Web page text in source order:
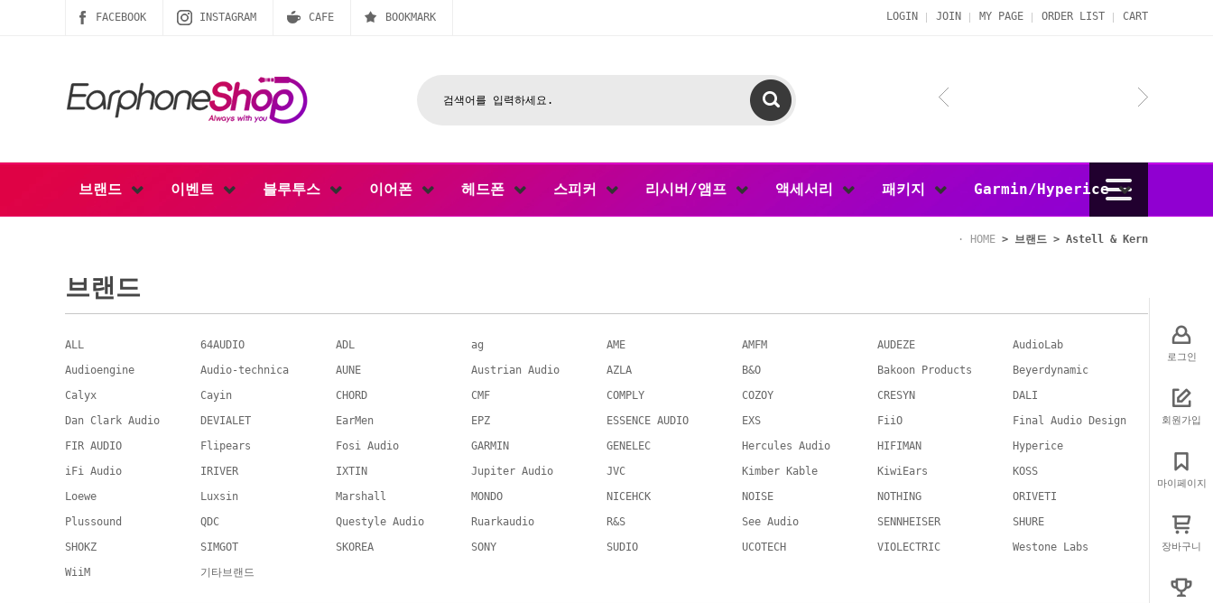
로그인
회원가입
마이페이지
장바구니
FACEBOOK INSTAGRAM CAFE BOOKMARK LOGIN JOIN MY PAGE ORDER LIST CART
브랜드 이벤트 블루투스 이어폰 헤드폰 스피커 리시버/앰프 액세서리 패키지 Garmin/Hyperice
HOME > 브랜드 > Astell & Kern
브랜드
ALL 64AUDIO ADL ag AME AMFM AUDEZE
AudioLab
Audioengine
Audio-technica AUNE Austrian Audio AZLA B&O Bakoon Products
Beyerdynamic
Calyx
Cayin CHORD CMF COMPLY COZOY CRESYN
DALI
Dan Clark Audio
DEVIALET EarMen EPZ ESSENCE AUDIO EXS FiiO
Final Audio Design
FIR AUDIO
Flipears Fosi Audio GARMIN GENELEC Hercules Audio HIFIMAN
Hyperice
iFi Audio
IRIVER IXTIN Jupiter Audio JVC Kimber Kable KiwiEars
KOSS
Loewe
Luxsin Marshall MONDO NICEHCK NOISE NOTHING
ORIVETI
Plussound
QDC Questyle Audio Ruarkaudio R&S See Audio SENNHEISER
SHURE
SHOKZ
SIMGOT SKOREA SONY SUDIO UCOTECH VIOLECTRIC
Westone Labs
WiiM
기타브랜드